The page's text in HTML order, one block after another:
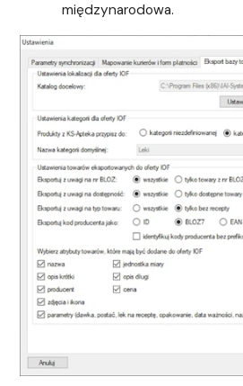
międzynarodowa.